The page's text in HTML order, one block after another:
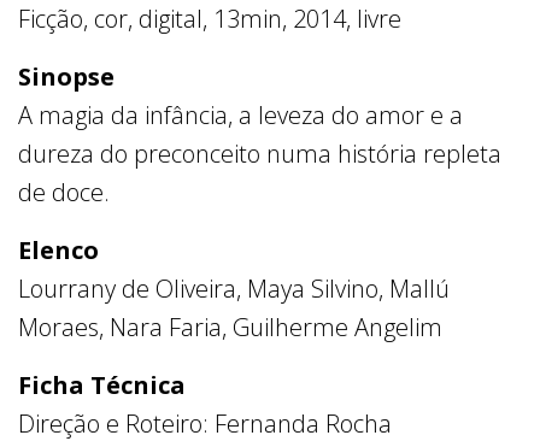
Ficção, cor, digital, 13min, 2014, livre
Sinopse
A magia da infância, a leveza do amor e a
dureza do preconceito numa história repleta
de doce.
Elenco
Lourrany de Oliveira, Maya Silvino, Mallú
Moraes, Nara Faria, Guilherme Angelim
Ficha Técnica
Direção e Roteiro: Fernanda Rocha